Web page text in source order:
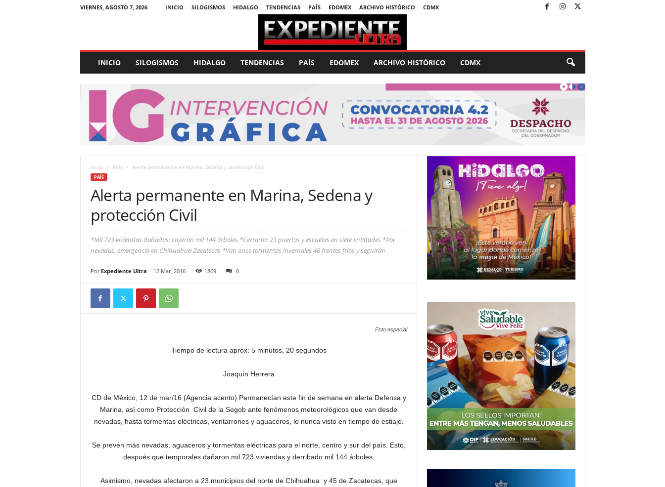
VIERNES, AGOSTO 7, 2026 INICIO SILOGISMOS HIDALGO TENDENCIAS PAÍS EDOMEX ARCHIVO HISTÓRICO CDMX
p
e
U
INICIO SILOGISMOS HIDALGO TENDENCIAS PAÍS EDOMEX ARCHIVO HISTÓRICO CDMX
Inicio País Alerta permanente en Marina, Sedena y protección Civil
PAÍS
Alerta permanente en Marina, Sedena y
protección Civil
*Mil 723 viviendas dañadas; cayeron mil 144 árboles *Cerraron 23 puertos y escuelas en siete entidades *Por
nevadas, emergencia en Chihuahua Zacatecas *Van once tormentas invernales 46 frentes fríos y seguirán
Por Expediente Ultra - 12 Mar, 2016 1869 0
Foto especial
Tiempo de lectura aprox: 5 minutos, 20 segundos
Joaquín Herrera
CD de México, 12 de mar/16 (Agencia acento) Permanecían este fin de semana en alerta Defensa y
Marina, así como Protección Civil de la Segob ante fenómenos meteorológicos que van desde
nevadas, hasta tormentas eléctricas, ventarrones y aguaceros, lo nunca visto en tiempo de estiaje.
Se prevén más nevadas, aguaceros y tormentas eléctricas para el norte, centro y sur del país. Esto,
después que temporales dañaron mil 723 viviendas y derribado mil 144 árboles.
Asimismo, nevadas afectaron a 23 municipios del norte de Chihuahua y 45 de Zacatecas, que